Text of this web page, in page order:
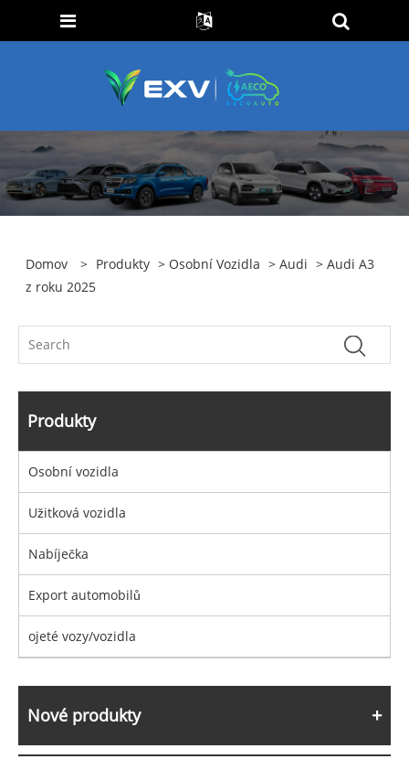
Domov > Produkty > Osobní Vozidla >Audi > Audi A3
z roku 2025
Produkty
Osobní vozidla
Užitková vozidla
Nabíječka
Export automobilů
ojeté vozy/vozidla
Nové produkty